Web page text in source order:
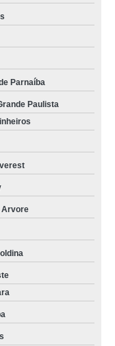
Parnaíba
Paulista
Arvore